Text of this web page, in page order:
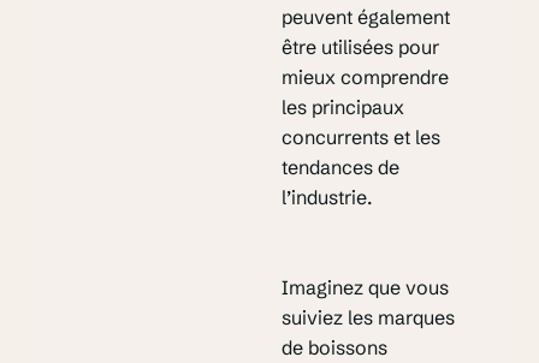
peuvent également
être utilisées pour
mieux comprendre
les principaux
concurrents et les
tendances de
l’industrie.
Imaginez que vous
suiviez les marques
de boissons